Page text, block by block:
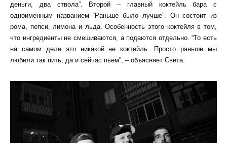
деньги, два ствола”. Второй – главный коктейль бара с
одноименным названием “Раньше было лучше”. Он состоит из
рома, пепси, лимона и льда. Особенность этого коктейля в том,
что ингредиенты не смешиваются, а подаются отдельно. “То есть
на самом деле это никакой не коктейль. Просто раньше мы
любили так пить, да и сейчас пьем”, – объясняет Света.